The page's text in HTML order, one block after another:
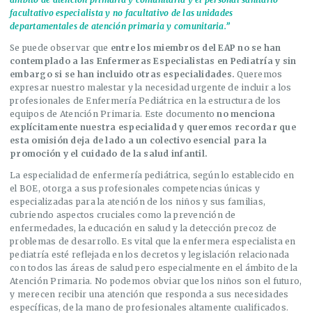
facultativo especialista y no facultativo de las unidades
departamentales de atención primaria y comunitaria.”
Se puede observar que entre los miembros del EAP no se han
contemplado a las Enfermeras Especialistas en Pediatría y sin
embargo si se han incluido otras especialidades.Queremos
expresar nuestro malestar y la necesidad urgente de incluir a los
profesionales de Enfermería Pediátrica en la estructura de los
equipos de Atención Primaria. Este documentono menciona
explícitamente nuestra especialidad y queremos recordar que
esta omisión deja de lado a un colectivo esencial para la
promoción y el cuidado de la salud infantil.
La especialidad de enfermería pediátrica, según lo establecido en
el BOE, otorga a sus profesionales competencias únicas y
especializadas para la atención de los niños y sus familias,
cubriendo aspectos cruciales como la prevención de
enfermedades, la educación en salud y la detección precoz de
problemas de desarrollo. Es vital que la enfermera especialista en
pediatría esté reflejada en los decretos y legislación relacionada
con todos las áreas de salud pero especialmente en el ámbito de la
Atención Primaria. No podemos obviar que los niños son el futuro,
y merecen recibir una atención que responda a sus necesidades
específicas, de la mano de profesionales altamente cualificados.